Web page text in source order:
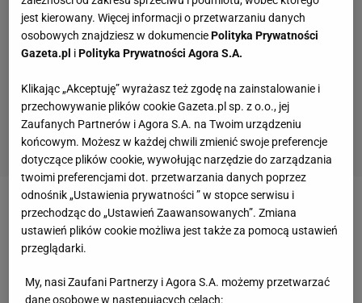
Zobacz wideoAlan Ważny o eliminacjach Enea
Poznań Open 2026: Zagrałem bardziej agresywnie
Stanowcza decyzja Rybakiny. "Było tego za dużo"
jest kierowany. Więcej informacji o przetwarzaniu danych
osobowych znajdziesz w dokumenciePolityka Prywatności
Gazeta.pl iPolityka Prywatności Agora S.A.
Klikając „Akceptuję” wyrażasz też zgodę na zainstalowanie i
przechowywanie plików cookie Gazeta.pl sp. z o.o., jej
Zaufanych Partnerów i Agora S.A. na Twoim urządzeniu
końcowym. Możesz w każdej chwili zmienić swoje preferencje
dotyczące plików cookie, wywołując narzędzie do zarządzania
twoimi preferencjami dot. przetwarzania danych poprzez
odnośnik „Ustawienia prywatności ” w stopce serwisu i
przechodząc do „Ustawień Zaawansowanych”. Zmiana
ustawień plików cookie możliwa jest także za pomocą ustawień
przeglądarki.
My, nasi Zaufani Partnerzy i Agora S.A. możemy przetwarzać
dane osobowe w następujących celach: